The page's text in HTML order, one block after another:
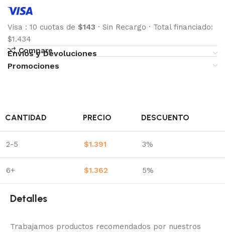
Visa : 10 cuotas de $143 · Sin Recargo · Total financiado:
$1.434
Compare
Envíos y Devoluciones
Promociones
CANTIDAD PRECIO DESCUENTO
2-5 $1.391 3%
6+ $1.362 5%
Detalles
Trabajamos productos recomendados por nuestros